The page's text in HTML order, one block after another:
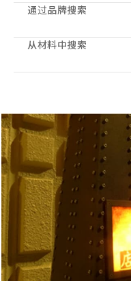
皮钱包 /皮钱包
・长钱包
・紧凑的钱包
・拉链钱包
・钱夹
・脖子/肩膀钱包
・拉链钱包
超薄钱包
・通过案例/ID持有人
- 关键情况/钥匙链
・静止的
- 系统笔记本/备忘录
- 铅笔盒
・配件
- 手镯
・腰带
- 着装带
- 休闲皮带
- 网状皮带
・其他的
- 移动烟灰缸/吸烟器皿
- 钱包链/钱包绳
・肩袋/背包
・手抓包
・小袋/迷你袋/迷你袋
- 口袋袋
- sakosh
通过品牌搜索
Cramp
Cramp Classic
Haru
IKENOHATA GINKAWATEN
Other
从材料中搜索
意大利的肩膀
意大利Schrink
普韦布洛
科尔多瓦
Sukumo
其他人借着皮革材料